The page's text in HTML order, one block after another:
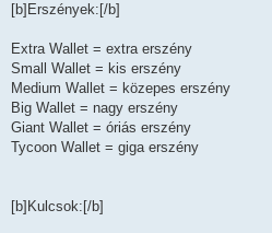
[b]Erszények:[/b]
Extra Wallet = extra erszény
Small Wallet = kis erszény
Medium Wallet = közepes erszény
Big Wallet = nagy erszény
Giant Wallet = óriás erszény
Tycoon Wallet = giga erszény
[b]Kulcsok:[/b]